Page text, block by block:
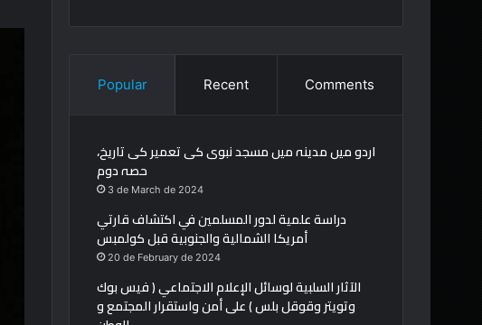
Popular Recent Comments
اردو میں مدینہ میں مسجد نبوی کی تعمیر کی تاریخ،
حصہ دوم
3 de March de 2024
دراسة علمية لدور المسلمين في اكتشاف قارتي
أمريكا الشمالية والجنوبية قبل كولمبس
20 de February de 2024
الآثار السلبية لوسائل الإعلام الاجتماعي ( فيس بوك
وتويتر وقوقل بلس ) على أمن واستقرار المجتمع و